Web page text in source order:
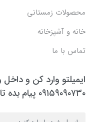
محصولات زمستانی
خانه و آشپزخانه
تماس با ما
ایمیلتو وارد کن و داخل
۰۹۱۵۹۰۹۰۷۳۰ پیام بده تا کد تخفیف واست بفرستیم